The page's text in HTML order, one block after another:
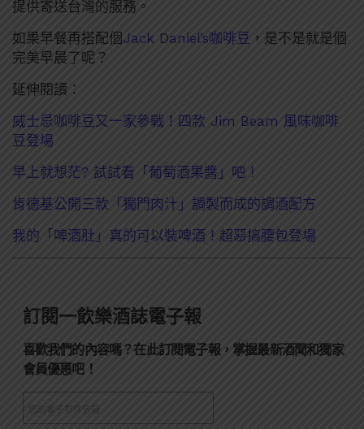
提供寄送台灣的服務。
如果早餐再搭配個 Jack Daniel’s咖啡豆 ，是不是就是個
完美早晨了呢？
延伸閱讀：
威士忌咖啡豆又一家參戰！四款 Jim Beam 風味咖啡
豆登場
早上就想茫? 試試看「葡萄酒果醬」吧！
肯德基公開三款「獨門肉汁」調製而成的調酒配方
我的「啤酒肚」真的可以裝啤酒！超惡搞腰包登場
訂閱一飲樂酒誌電子報
喜歡我們的內容嗎？在此訂閱電子報，掌握最新酒聞和獨家
會員優惠吧！